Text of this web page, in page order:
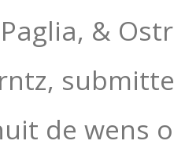
&
de wens